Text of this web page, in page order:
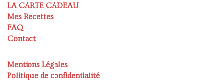
LA CARTE CADEAU
Mes Recettes
FAQ
Contact
Mentions Légales
Politique de confidentialité